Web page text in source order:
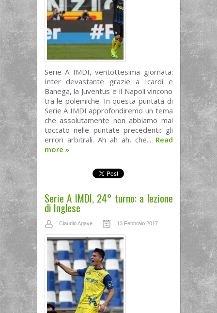
Serie A IMDI, ventottesima giornata:
Inter devastante grazie a Icardi e
Banega, la Juventus e il Napoli vincono
tra le polemiche. In questa puntata di
Serie A IMDI approfondiremo un tema
che assolutamente non abbiamo mai
toccato nelle puntate precedenti: gli
errori arbitrali. Ah ah ah, che... Read
more »
Serie A IMDI, 24° turno: a lezione
di Inglese
Claudio Agave 13 Febbraio 2017